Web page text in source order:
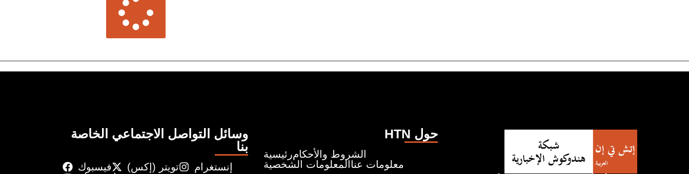
وسائل التواصل الاجتماعي الخاصة
بنا
فيسبوك تويتر (إكس)
إنستغرام
HTN حول
رئيسيةالشروط والأحكام
المعلومات الشخصية معلومات عنا